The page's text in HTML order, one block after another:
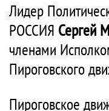
Лидер
РОССИЯ Сергей
членами
Пироговского
Пироговское